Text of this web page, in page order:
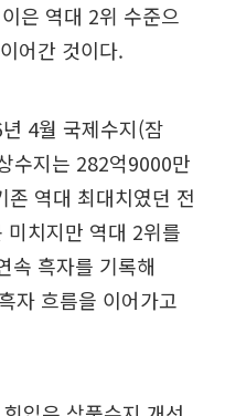
은 역대 2위 수준으
어간 것이다.
4월 국제수지(잠
수지는 282억9000만
역대 최대치였던 전
치지만 역대 2위를
속 흑자를 기록해
자 흐름을 이어가고